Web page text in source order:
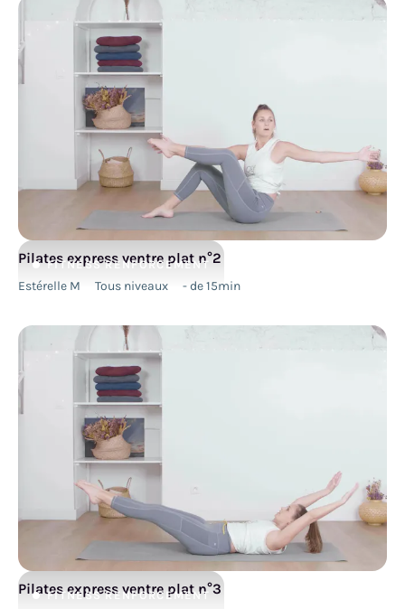
FITNESS RENFORCEMENT
Pilates express ventre plat n°2
Estérelle M Tous niveaux - de 15min
FITNESS RENFORCEMENT
Pilates express ventre plat n°3